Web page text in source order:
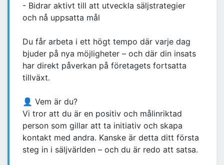
- Bidrar aktivt till att utveckla säljstrategier
och nå uppsatta mål
Du får arbeta i ett högt tempo där varje dag
bjuder på nya möjligheter – och där din insats
har direkt påverkan på företagets fortsatta
tillväxt.
👤 Vem är du?
Vi tror att du är en positiv och målinriktad
person som gillar att ta initiativ och skapa
kontakt med andra. Kanske är detta ditt första
steg in i säljvärlden – och du är redo att satsa.